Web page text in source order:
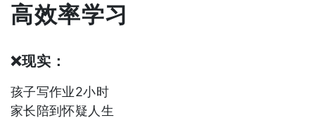
高效率学习
❌现实：
孩子写作业2小时
家长陪到怀疑人生